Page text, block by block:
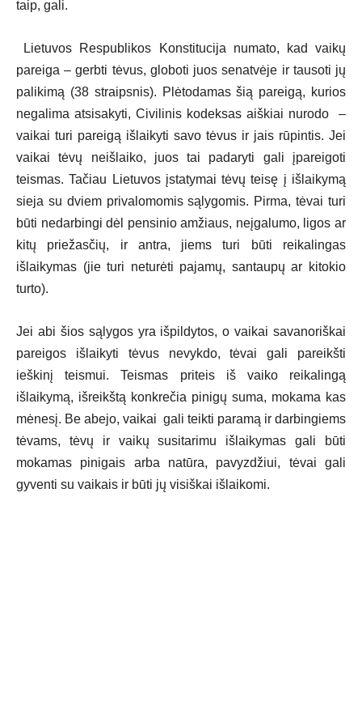
taip, gali.
Lietuvos Respublikos Konstitucija numato, kad vaikų
pareiga – gerbti tėvus, globoti juos senatvėje ir tausoti jų
palikimą (38 straipsnis). Plėtodamas šią pareigą, kurios
negalima atsisakyti, Civilinis kodeksas aiškiai nurodo –
vaikai turi pareigą išlaikyti savo tėvus ir jais rūpintis. Jei
vaikai tėvų neišlaiko, juos tai padaryti gali įpareigoti
teismas. Tačiau Lietuvos įstatymai tėvų teisę į išlaikymą
sieja su dviem privalomomis sąlygomis. Pirma, tėvai turi
būti nedarbingi dėl pensinio amžiaus, neįgalumo, ligos ar
kitų priežasčių, ir antra, jiems turi būti reikalingas
išlaikymas (jie turi neturėti pajamų, santaupų ar kitokio
turto).
Jei abi šios sąlygos yra išpildytos, o vaikai savanoriškai
pareigos išlaikyti tėvus nevykdo, tėvai gali pareikšti
ieškinį teismui. Teismas priteis iš vaiko reikalingą
išlaikymą, išreikštą konkrečia pinigų suma, mokama kas
mėnesį. Be abejo, vaikai gali teikti paramą ir darbingiems
tėvams, tėvų ir vaikų susitarimu išlaikymas gali būti
mokamas pinigais arba natūra, pavyzdžiui, tėvai gali
gyventi su vaikais ir būti jų visiškai išlaikomi.